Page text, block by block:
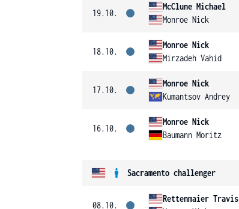
19.10.
McClune Michael
Monroe Nick
18.10.
Monroe Nick
Mirzadeh Vahid
17.10.
Monroe Nick
Kumantsov Andrey
16.10.
Monroe Nick
Baumann Moritz
Sacramento challenger
08.10.
Rettenmaier Travis